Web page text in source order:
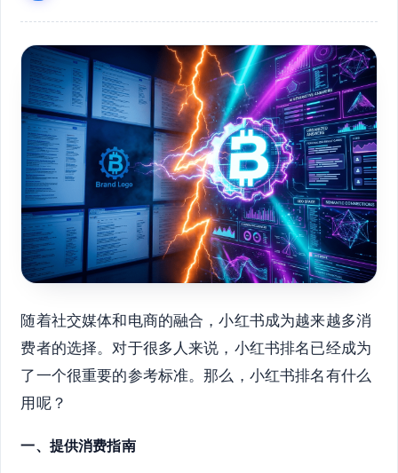
随着社交媒体和电商的融合，小红书成为越来越多消
费者的选择。对于很多人来说，小红书排名已经成为
了一个很重要的参考标准。那么，小红书排名有什么
用呢？
一、提供消费指南